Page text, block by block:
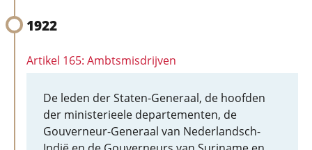
1922
Artikel 165: Ambtsmisdrijven
De leden der Staten-Generaal, de hoofden
der ministerieele departementen, de
Gouverneur-Generaal van Nederlandsch-